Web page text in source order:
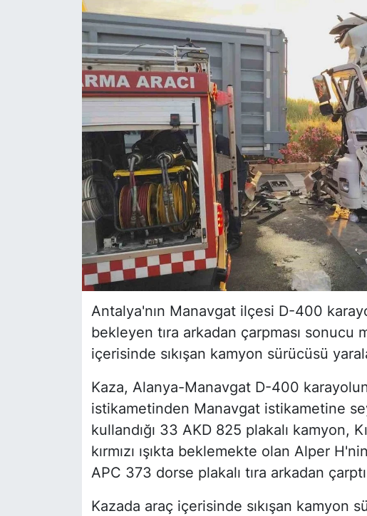
Antalya'nın Manavgat ilçesi D-400
bekleyen tıra arkadan çarpması sonucu
içerisinde sıkışan kamyon sürücüsü
Kaza, Alanya-Manavgat D-400
istikametinden Manavgat istikametine
kullandığı 33 AKD 825 plakalı kamyon,
kırmızı ışıkta beklemekte olan Alper
APC 373 dorse plakalı tıra arkadan
Kazada araç içerisinde sıkışan kamyon
Siyaset
YEREL HABER
Haberde insan
Tanıtım